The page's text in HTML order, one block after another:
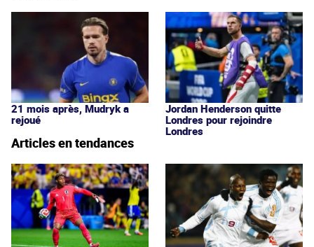
21 mois après, Mudryk a
rejoué
Jordan Henderson quitte
Londres pour rejoindre
Londres
Articles en tendances